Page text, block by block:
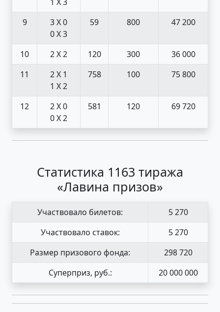
9
3 X 0
0 X 3
59 800 47 200
10 2 X 2 120 300
36 000
11
2 X 1
1 X 2
758 100 75 800
12
2 X 0
0 X 2
581 120 69 720
Статистика 1163 тиража
«Лавина призов»
Участвовало билетов:
5 270
Участвовало ставок:
5 270
Размер призового фонда:
298 720
Суперприз, руб.:
20 000 000